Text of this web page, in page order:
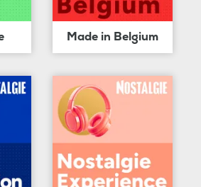
Made in Belgium